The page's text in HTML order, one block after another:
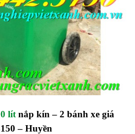
lít nắp kín – 2 bánh xe giá
– Huyền